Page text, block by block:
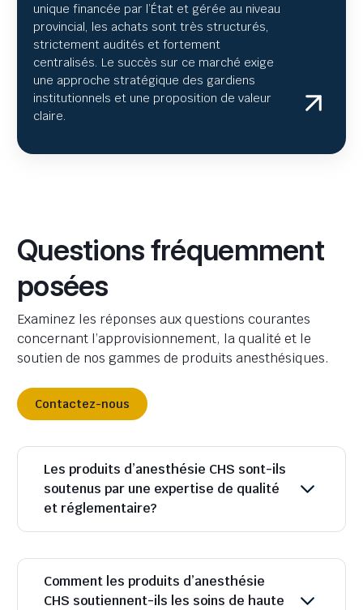
unique financée par l’État et gérée au niveau
provincial, les achats sont très structurés,
strictement audités et fortement
centralisés. Le succès sur ce marché exige
une approche stratégique des gardiens
institutionnels et une proposition de valeur
claire.
Questions fréquemment
posées
Examinez les réponses aux questions courantes
concernant l’approvisionnement, la qualité et le
soutien de nos gammes de produits anesthésiques.
Contactez-nous
Les produits d’anesthésie CHS sont-ils
soutenus par une expertise de qualité
et réglementaire?
Comment les produits d’anesthésie
CHS soutiennent-ils les soins de haute